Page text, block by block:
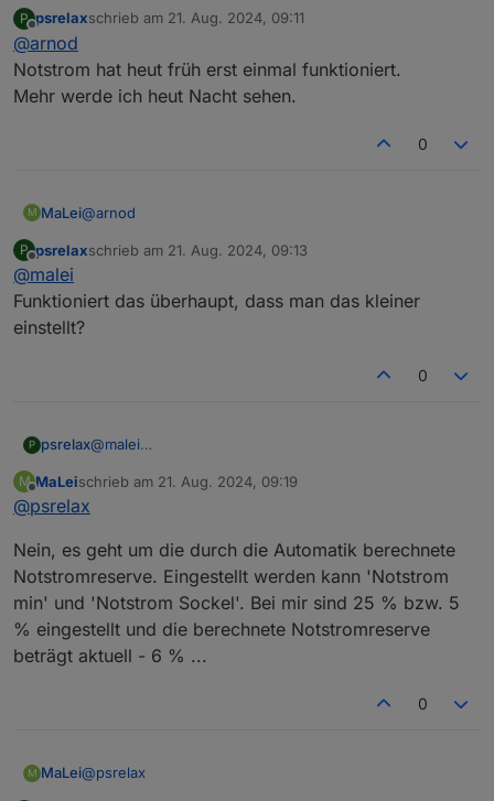
Änderungen:
Fehler behoben, dass eingestellter Notstrom SOC
P
Offline
psrelaxschrieb am 21. Aug. 2024, 09:11
zuletzt editiert von
@arnod
Notstrom hat heut früh erst einmal funktioniert.
Mehr werde ich heut Nacht sehen.
0
M MaLei@arnod
Kannst du bei einem nächsten Update mal schauen,
Danke!
P
Offline
psrelaxschrieb am 21. Aug. 2024, 09:13
zuletzt editiert von
@malei
Funktioniert das überhaupt, dass man das kleiner
einstellt?
0
P psrelax@malei
einstellt?
M
Offline
MaLeischrieb am 21. Aug. 2024, 09:19
zuletzt editiert von
@psrelax
Nein, es geht um die durch die Automatik berechnete
Notstromreserve. Eingestellt werden kann 'Notstrom
min' und 'Notstrom Sockel'. Bei mir sind 25 % bzw. 5
% eingestellt und die berechnete Notstromreserve
beträgt aktuell - 6 % ...
0
M MaLei@psrelax